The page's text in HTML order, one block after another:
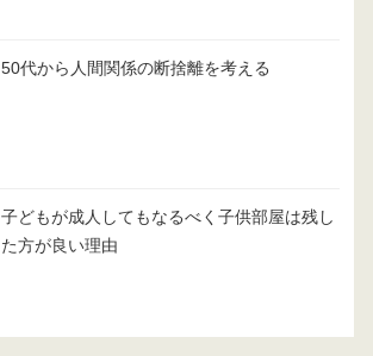
50代から人間関係の断捨離を考える
子どもが成人してもなるべく子供部屋は残し
た方が良い理由